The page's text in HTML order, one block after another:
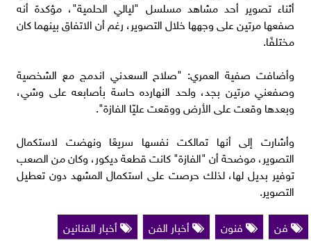
أثناء تصوير أحد مشاهد مسلسل "ليالي الحلمية"، مؤكدة أنه
صفعها مرتين على وجهها خلال التصوير، رغم أن الاتفاق بينهما كان
مختلفًا.
وأضافت صفية العمري: "صلاح السعدني اندمج مع الشخصية
وصفعني مرتين بجد، ولحد النهارده حاسة بأصابعه على وشي،
وبعدها وقعت على الأرض ووقعت عليّا الفازة".
وأشارت إلى أنها تمالكت نفسها سريعًا ونهضت لاستكمال
التصوير، موضحة أن "الفازة" كانت قطعة ديكور، وكان من الصعب
توفير بديل لها، لذلك حرصت على استكمال المشهد دون تعطيل
التصوير.
فن
فنون أخبار الفن
أخبار الفنانين